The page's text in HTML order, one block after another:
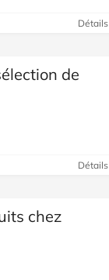
Détails
de
Détails
chez